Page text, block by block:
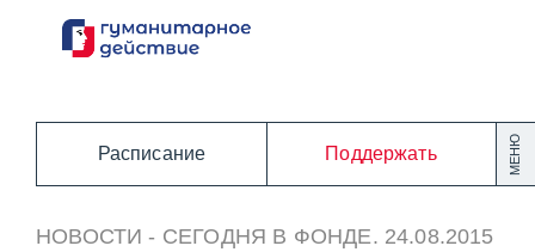
Перейти
МЕНЮ
Расписание Поддержать
НОВОСТИ - СЕГОДНЯ В ФОНДЕ. 24.08.2015